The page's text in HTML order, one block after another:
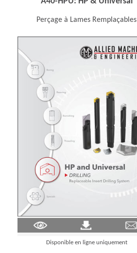
Perçage à Lames Remplaçables
(Opens in a new window)
Disponible en ligne uniquement